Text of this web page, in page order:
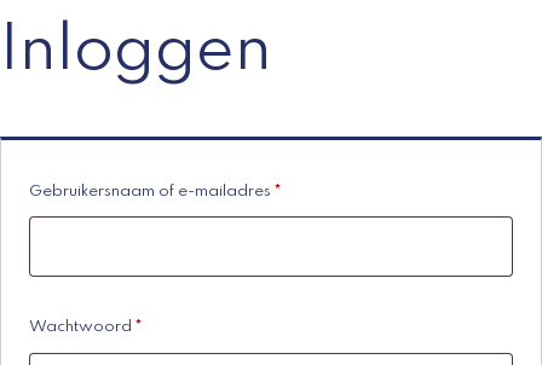
Inloggen
Gebruikersnaam of e-mailadres *Vereist
Wachtwoord *Vereist